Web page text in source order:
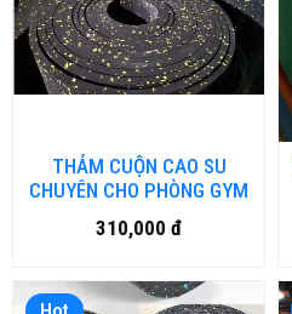
THẢM CUỘN CAO SU
CHUYÊN CHO PHÒNG GYM
310,000 đ